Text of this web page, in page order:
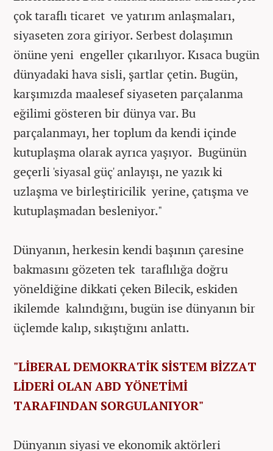
çok taraflı ticaret ve yatırım anlaşmaları,
siyaseten zora giriyor. Serbest dolaşımın
önüne yeni engeller çıkarılıyor. Kısaca bugün
dünyadaki hava sisli, şartlar çetin. Bugün,
karşımızda maalesef siyaseten parçalanma
eğilimi gösteren bir dünya var. Bu
parçalanmayı, her toplum da kendi içinde
kutuplaşma olarak ayrıca yaşıyor. Bugünün
geçerli 'siyasal güç' anlayışı, ne yazık ki
uzlaşma ve birleştiricilik yerine, çatışma ve
kutuplaşmadan besleniyor."
Dünyanın, herkesin kendi başının çaresine
bakmasını gözeten tek taraflılığa doğru
yöneldiğine dikkati çeken Bilecik, eskiden
ikilemde kalındığını, bugün ise dünyanın bir
üçlemde kalıp, sıkıştığını anlattı.
"LİBERAL DEMOKRATİK SİSTEM BİZZAT
LİDERİ OLAN ABD YÖNETİMİ
TARAFINDAN SORGULANIYOR"
Dünyanın siyasi ve ekonomik aktörleri